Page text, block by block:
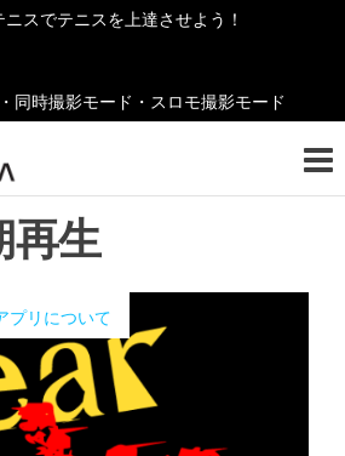
スでテニスを上達させよう！
同時撮影モード・スロモ撮影モード
ア
ア
ッ
プ
テ
ニ
ス
お役
立ち
情報
しま
す！
再生
プリについて